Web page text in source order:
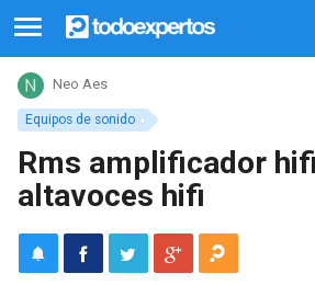
Equipos de sonido
Neo Aes
Rms amplificador
altavoces hifi